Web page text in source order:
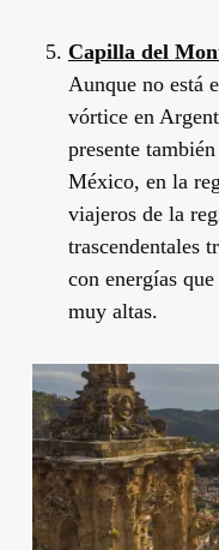
Capilla del
Aunque no está
vórtice en
presente
México, en la
viajeros de la
trascendentales
con energías
muy altas.